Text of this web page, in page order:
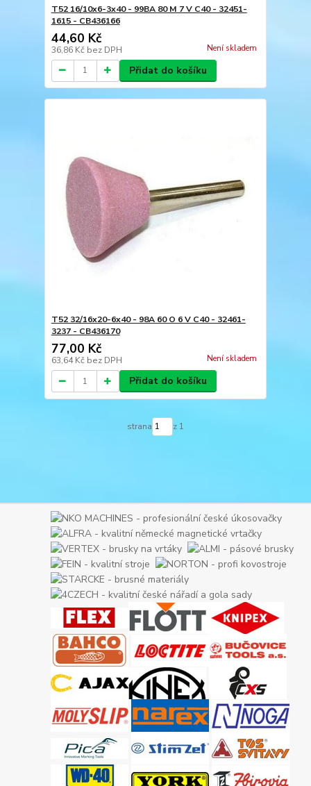
T52 16/10x6-3x40 - 99BA 80 M 7 V C40 - 32451-
1615 - CB436166
44,60 Kč
36,86 Kč bez DPH Není skladem
Přidat do košíku
T52 32/16x20-6x40 - 98A 60 O 6 V C40 - 32461-
3237 - CB436170
77,00 Kč
63,64 Kč bez DPH Není skladem
Přidat do košíku
strana z 1